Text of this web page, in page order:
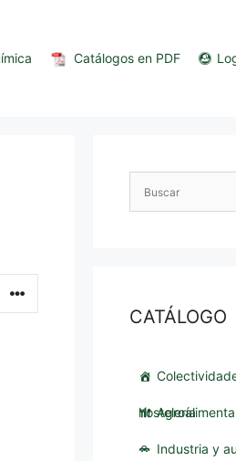
Catálogos en PDF
CATÁLOGO
hostelería
Industria y